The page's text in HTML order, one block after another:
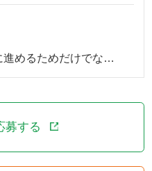
進めるためだけでな…
募する